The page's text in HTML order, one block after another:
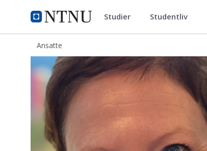
NTNU Hjemmeside
ntnu.no Studier Studentliv
Ansatte
Inger Ulrika Eriksson